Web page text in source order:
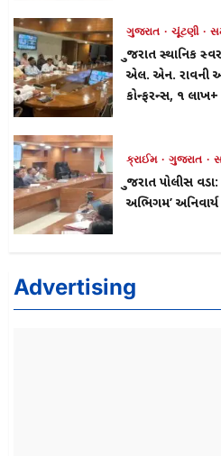
ગુજરાત ચૂંટણી
ગુજરાત સ્થાનિક
એલ. એન. રાવની
કોન્ફરન્સ, ૧ લાખ+
ક્રાઈમ ગુજરાત
ગુજરાત પોલીસ
અભિગમ’ અનિવાર્ય
Advertising